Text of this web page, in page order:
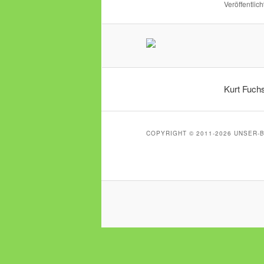
Kurt
COPYRIGHT © 2011-2026 UNSER-